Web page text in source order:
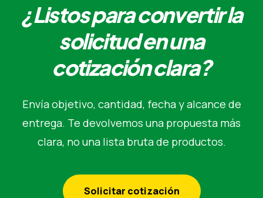
¿Listos para convertir la
solicitud en una
cotización clara?
Envía objetivo, cantidad, fecha y alcance de
entrega. Te devolvemos una propuesta más
clara, no una lista bruta de productos.
Solicitar cotización